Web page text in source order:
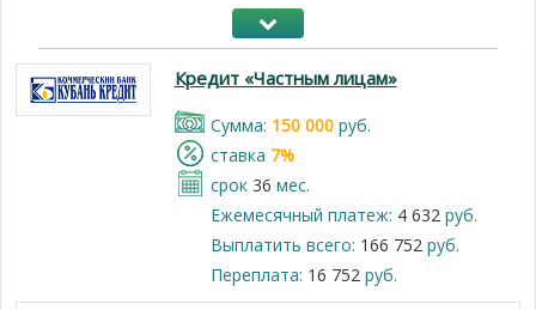
Кредит «Частным лицам»
Cумма: 150 000руб.
cтавка 7%
срок 36 мес.
Ежемесячный платеж: 4 632руб.
Выплатить всего: 166 752руб.
Переплата: 16 752руб.